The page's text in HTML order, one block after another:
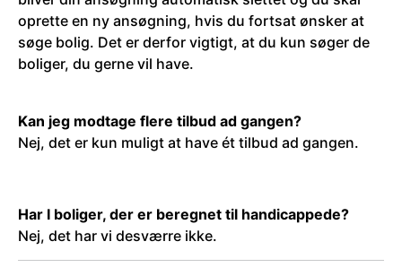
oprette en ny ansøgning, hvis du fortsat ønsker at
søge bolig. Det er derfor vigtigt, at du kun søger de
boliger, du gerne vil have.
Kan jeg modtage flere tilbud ad gangen?
Nej, det er kun muligt at have ét tilbud ad gangen.
Har I boliger, der er beregnet til handicappede?
Nej, det har vi desværre ikke.